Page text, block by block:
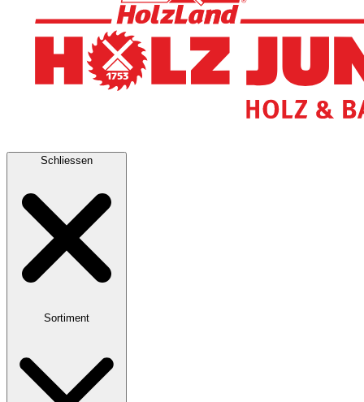
Schliessen
Sortiment